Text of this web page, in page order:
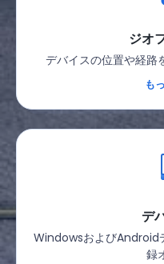
ジオ
デバイスの位置や経路
も
デ
WindowsおよびAndroid
録